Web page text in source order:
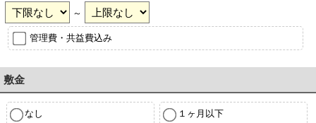
～
管理費・共益費込み
敷金
なし １ヶ月以下